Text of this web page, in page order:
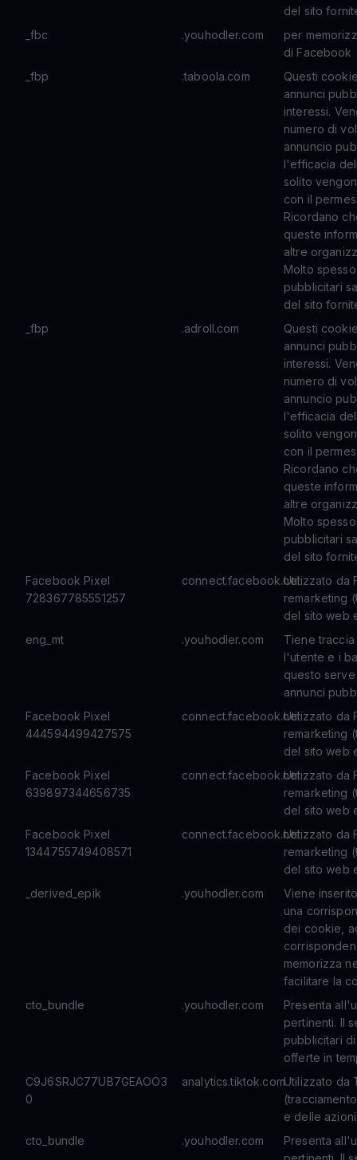
del sito
_fbc
.youhodler.com
per
di Facebook
_fbp
.taboola.com
Questi
annunci
interessi.
numero di
annuncio
l'efficacia
solito
con il
Ricordano
queste
altre
Molto
pubblicitari
del sito
_fbp
.adroll.com
Questi
annunci
interessi.
numero di
annuncio
l'efficacia
solito
con il
Ricordano
queste
altre
Molto
pubblicitari
del sito
Facebook Pixel
728367785551257
connect.facebook.netUtilizzato da
remarketing
del sito web
eng_mt
.youhodler.com
Tiene
l'utente e i
questo
annunci
Facebook Pixel
444594499427575
connect.facebook.netUtilizzato da
remarketing
del sito web
Facebook Pixel
639897344656735
connect.facebook.netUtilizzato da
remarketing
del sito web
Facebook Pixel
1344755749408571
connect.facebook.netUtilizzato da
remarketing
del sito web
_derived_epik
.youhodler.com
Viene
una
dei cookie,
memorizza
facilitare la
cto_bundle
.youhodler.com
Presenta
pertinenti. Il
pubblicitari
offerte in
C9J6SRJC77UB7GEAOO3
0
analytics.tiktok.comUtilizzato da
e delle
cto_bundle
.youhodler.com
Presenta